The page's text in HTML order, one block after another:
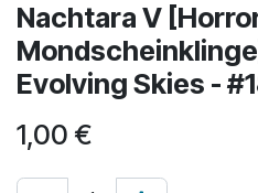
Nachtara V
Evolving Skies -
1,00 €